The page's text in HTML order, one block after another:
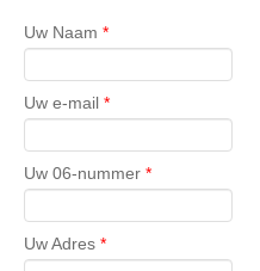
Uw Naam *
Uw e-mail *
Uw 06-nummer *
Uw Adres *